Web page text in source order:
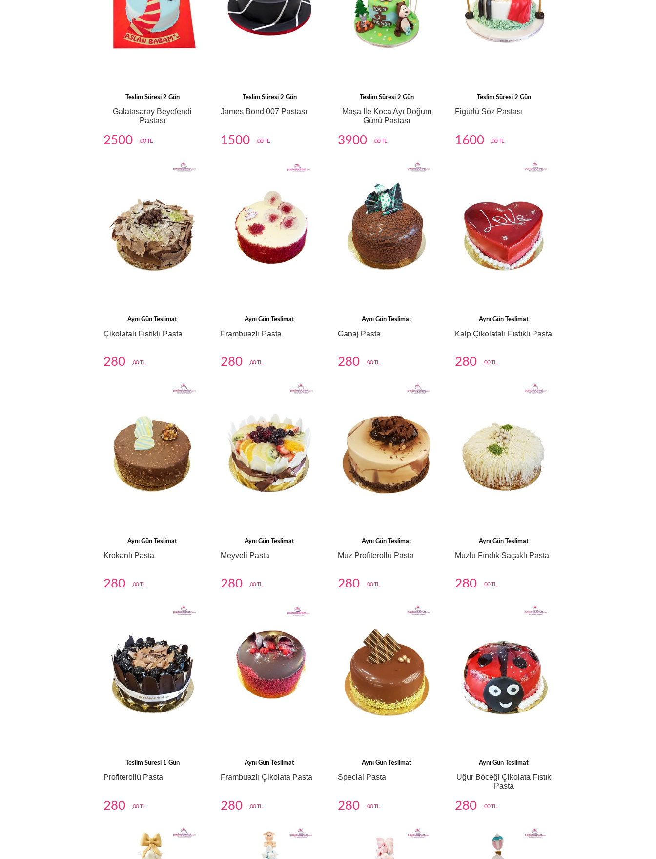
Teslim Süresi 2 Gün
Galatasaray Beyefendi
Pastası
2500 ,00 TL
Teslim Süresi 2 Gün
James Bond 007 Pastası
1500 ,00 TL
Teslim Süresi 2 Gün
Maşa Ile Koca Ayı Doğum
Günü Pastası
3900 ,00 TL
Teslim Süresi 2 Gün
Figürlü Söz Pastası
1600 ,00 TL
Aynı Gün Teslimat
Çikolatalı Fıstıklı Pasta
280 ,00 TL
Aynı Gün Teslimat
Frambuazlı Pasta
280 ,00 TL
Aynı Gün Teslimat
Ganaj Pasta
280 ,00 TL
Aynı Gün Teslimat
Kalp Çikolatalı Fıstıklı Pasta
280 ,00 TL
Aynı Gün Teslimat
Krokanlı Pasta
280 ,00 TL
Aynı Gün Teslimat
Meyveli Pasta
280 ,00 TL
Aynı Gün Teslimat
Muz Profiterollü Pasta
280 ,00 TL
Aynı Gün Teslimat
Muzlu Fındık Saçaklı Pasta
280 ,00 TL
Teslim Süresi 1 Gün
Profiterollü Pasta
280 ,00 TL
Aynı Gün Teslimat
Frambuazlı Çikolata Pasta
280 ,00 TL
Aynı Gün Teslimat
Special Pasta
280 ,00 TL
Aynı Gün Teslimat
Uğur Böceği Çikolata Fıstık
Pasta
280 ,00 TL